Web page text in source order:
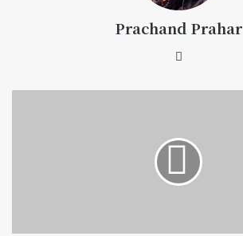
Prachand Prahar